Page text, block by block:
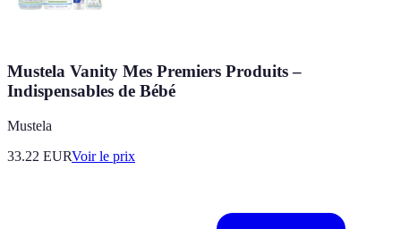
Mustela Vanity Mes Premiers Produits –
Indispensables de Bébé
Mustela
33.22 EURVoir le prix